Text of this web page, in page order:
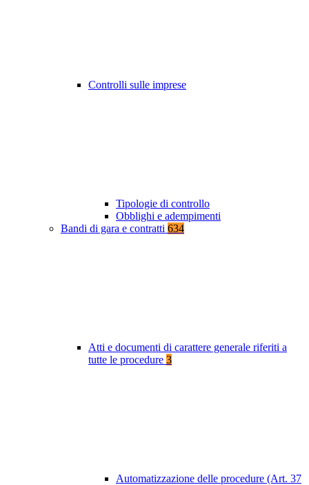
Controlli sulle imprese
Tipologie di controllo
Obblighi e adempimenti
Bandi di gara e contratti 634
Atti e documenti di carattere generale riferiti a
tutte le procedure 3
Automatizzazione delle procedure (Art. 37